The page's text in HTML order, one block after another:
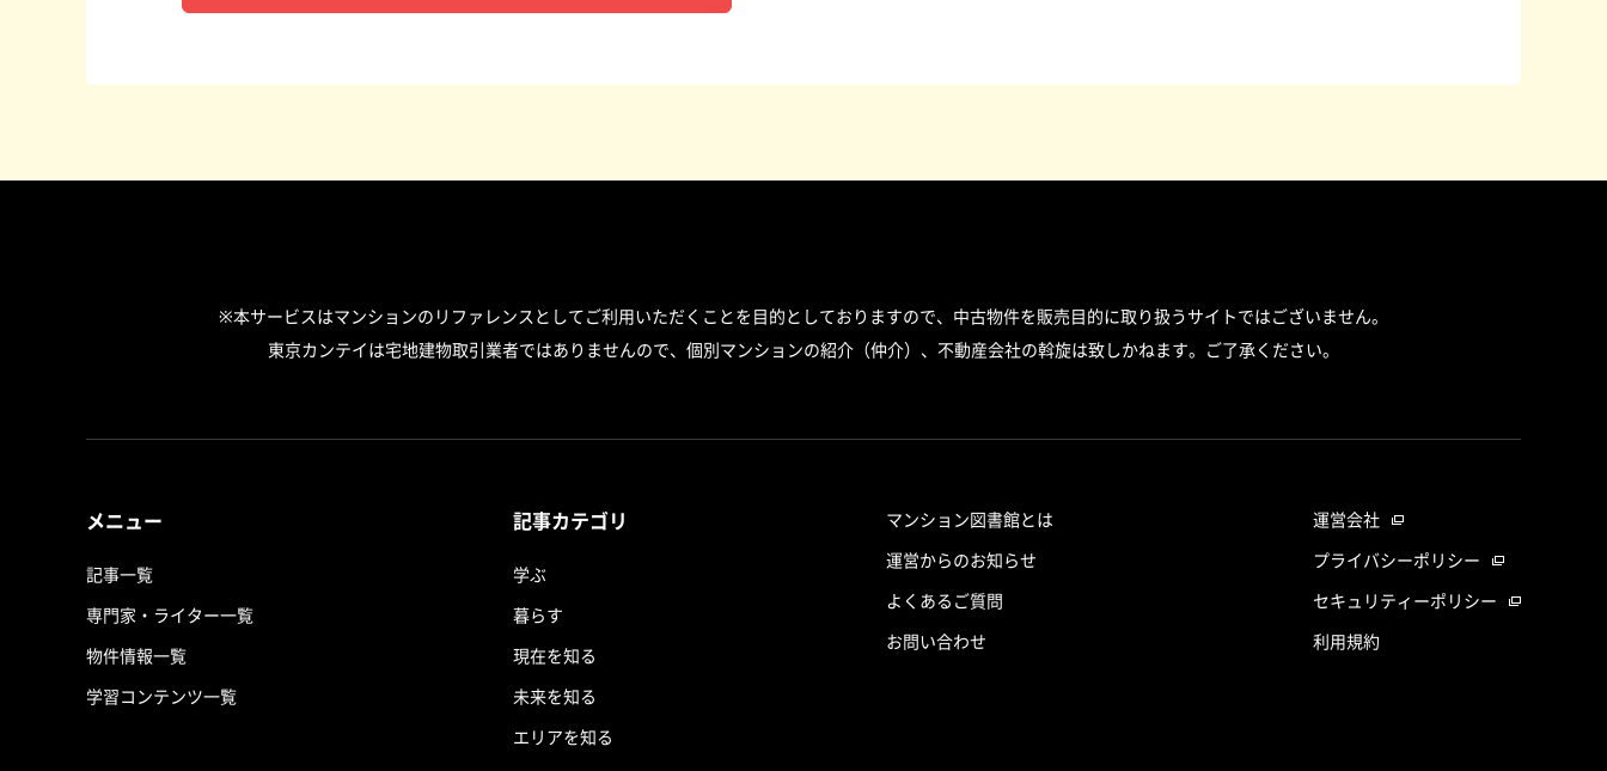
※本サービスはマンションのリファレンスとしてご利用いただくことを目的としておりますので、中古物件を販売目的に取り扱うサイトではございません。
東京カンテイは宅地建物取引業者ではありませんので、個別マンションの紹介（仲介）、不動産会社の斡旋は致しかねます。ご了承ください。
メニュー
記事一覧
専門家・ライター一覧
物件情報一覧
学習コンテンツ一覧
記事カテゴリ
学ぶ
暮らす
現在を知る
未来を知る
エリアを知る
マンション図書館とは
運営からのお知らせ
よくあるご質問
お問い合わせ
運営会社
プライバシーポリシー
セキュリティーポリシー
利用規約